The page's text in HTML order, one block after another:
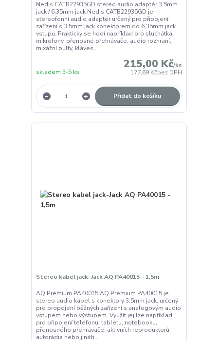
Nedis CATB22935GD stereo audio adaptér 3,5mm
jack / 6,35mm jack Nedis CATB22935GD je
stereofonní audio adaptér určený pro připojení
zařízení s 3,5mm jack konektorem do 6,35mm jack
vstupu. Prakticky se hodí například pro sluchátka,
mikrofony, přenosné přehrávače, audio rozhraní,
mixážní pulty, kláves...
215,00 Kč/ks
177,69 Kčbez DPH
skladem 3-5 ks
Přidat do košíku
Stereo kabel jack-Jack AQ PA40015 - 1,5m
AQ Premium PA40015 AQ Premium PA40015 je
stereo audio kabel s konektory 3,5mm jack, určený
pro propojení běžných zařízení s analogovým audio
vstupem nebo výstupem. Využít jej lze například
pro připojení telefonu, tabletu, notebooku,
přenosného přehrávače, aktivních reproduktorů,
autorádia nebo jinéh...